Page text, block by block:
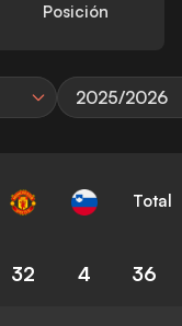
Posición
2025/2026
Total
32 4 36